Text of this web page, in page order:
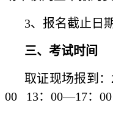
3、报名截止日
三、考试时间
取证现场报到：
00 13：00—17：00